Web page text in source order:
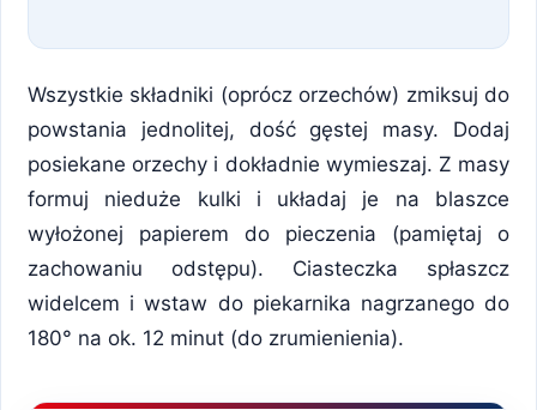
Wszystkie składniki (oprócz orzechów) zmiksuj do
powstania jednolitej, dość gęstej masy. Dodaj
posiekane orzechy i dokładnie wymieszaj. Z masy
formuj nieduże kulki i układaj je na blaszce
wyłożonej papierem do pieczenia (pamiętaj o
zachowaniu odstępu). Ciasteczka spłaszcz
widelcem i wstaw do piekarnika nagrzanego do
180° na ok. 12 minut (do zrumienienia).